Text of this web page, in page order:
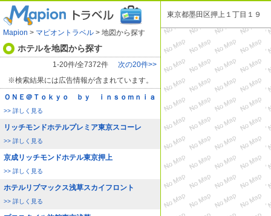
Mapion > マピオントラベル > 地図から探す
ホテルを地図から探す
1-20件/全7372件
次の20件>>
※検索結果には広告情報が含まれています。
ＯＮＥ＠Ｔｏｋｙｏ ｂｙ ｉｎｓｏｍｎｉａ
>> 詳しく見る
リッチモンドホテルプレミア東京スコーレ
>> 詳しく見る
京成リッチモンドホテル東京押上
>> 詳しく見る
ホテルリブマックス浅草スカイフロント
>> 詳しく見る
東京都墨田区押上１丁目１９